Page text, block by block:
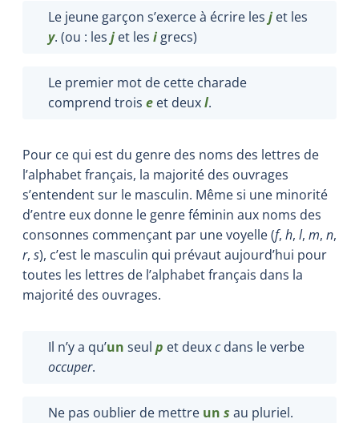
Le jeune garçon s’exerce à écrire les j et les
y. (ou : les j et les i grecs)
Le premier mot de cette charade
comprend trois e et deuxl.
Pour ce qui est du genre des noms des lettres de
l’alphabet français, la majorité des ouvrages
s’entendent sur le masculin. Même si une minorité
d’entre eux donne le genre féminin aux noms des
consonnes commençant par une voyelle (f, h, l, m, n,
r, s), c’est le masculin qui prévaut aujourd’hui pour
toutes les lettres de l’alphabet français dans la
majorité des ouvrages.
Il n’y a qu’un seul p et deuxc dans le verbe
occuper.
Ne pas oublier de mettre un s au pluriel.